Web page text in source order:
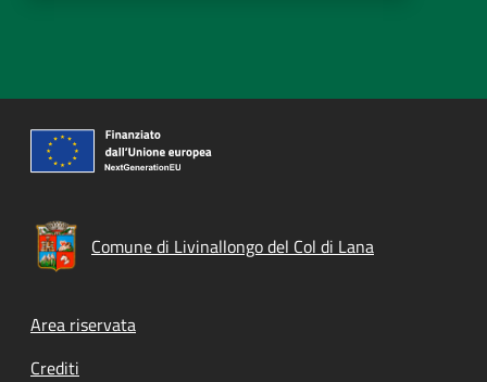
Comune di Livinallongo del Col di Lana
Footer menu
Area riservata
Crediti